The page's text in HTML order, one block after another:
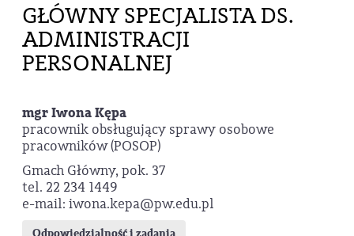
GŁÓWNY SPECJALISTA DS.
ADMINISTRACJI
PERSONALNEJ
mgr Iwona Kępa
pracownik obsługujący sprawy osobowe
pracowników (POSOP)
Gmach Główny, pok. 37
tel. 22 234 1449
e-mail: iwona.kepa@pw.edu.pl